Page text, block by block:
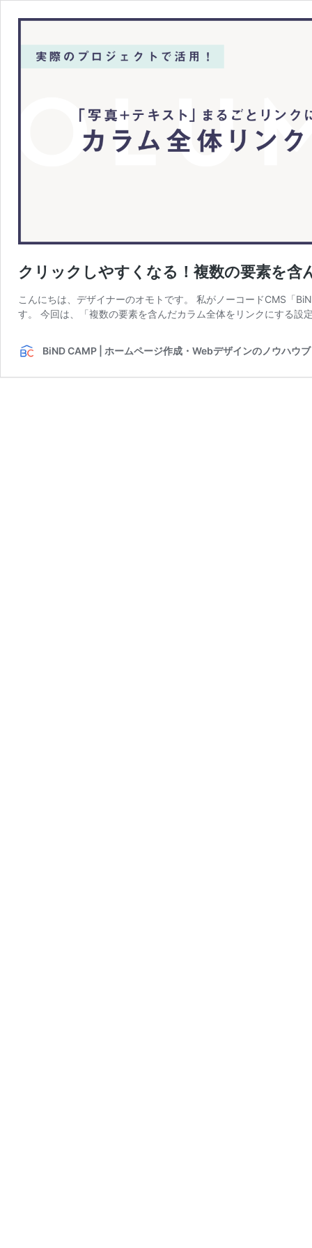
クリックしやすくなる！複数の要素を
こんにちは、デザイナーのオモトです。 私がノーコードCMS「
す。 今回は、「複数の要素を含んだカラム全体をリンクにする
BiND CAMP | ホームページ作成・Webデザインのノウハウ